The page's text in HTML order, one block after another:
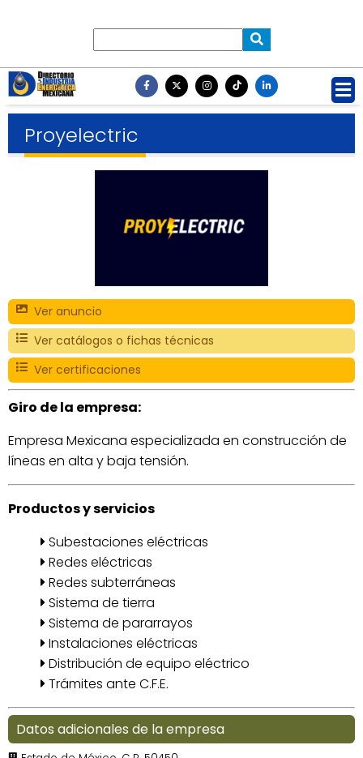
Proyelectric
Ver anuncio
Ver catálogos o fichas técnicas
Ver certificaciones
Giro de la empresa:
Empresa Mexicana especializada en construcción de
líneas en alta y baja tensión.
Productos y servicios
Subestaciones eléctricas
Redes eléctricas
Redes subterráneas
Sistema de tierra
Sistema de pararrayos
Instalaciones eléctricas
Distribución de equipo eléctrico
Trámites ante C.F.E.
Datos adicionales de la empresa